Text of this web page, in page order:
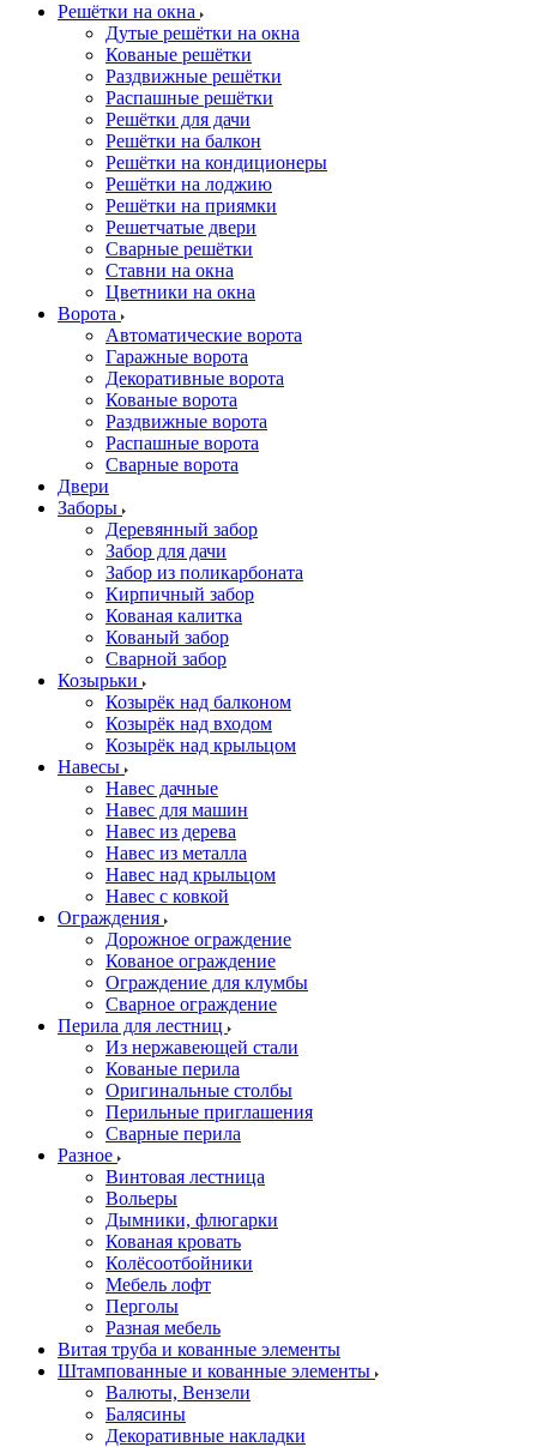
Решётки на окна
Дутые решётки на окна
Кованые решётки
Раздвижные решётки
Распашные решётки
Решётки для дачи
Решётки на балкон
Решётки на кондиционеры
Решётки на лоджию
Решётки на приямки
Решетчатые двери
Сварные решётки
Ставни на окна
Цветники на окна
Ворота
Автоматические ворота
Гаражные ворота
Декоративные ворота
Кованые ворота
Раздвижные ворота
Распашные ворота
Сварные ворота
Двери
Заборы
Деревянный забор
Забор для дачи
Забор из поликарбоната
Кирпичный забор
Кованая калитка
Кованый забор
Сварной забор
Козырьки
Козырёк над балконом
Козырёк над входом
Козырёк над крыльцом
Навесы
Навес дачные
Навес для машин
Навес из дерева
Навес из металла
Навес над крыльцом
Навес с ковкой
Ограждения
Дорожное ограждение
Кованое ограждение
Ограждение для клумбы
Сварное ограждение
Перила для лестниц
Из нержавеющей стали
Кованые перила
Оригинальные столбы
Перильные приглашения
Сварные перила
Разное
Винтовая лестница
Вольеры
Дымники, флюгарки
Кованая кровать
Колёсоотбойники
Мебель лофт
Перголы
Разная мебель
Витая труба и кованные элементы
Штампованные и кованные элементы
Валюты, Вензели
Балясины
Декоративные накладки